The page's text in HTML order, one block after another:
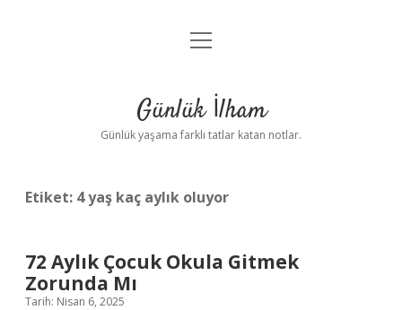
Anasayfa
Yasal Uyarı
menüyü
Günlük İlham
Günlük yaşama farklı tatlar katan notlar.
Etiket: 4 yaş kaç aylık oluyor
72 Aylık Çocuk Okula Gitmek
Zorunda Mı
Tarih: Nisan 6, 2025